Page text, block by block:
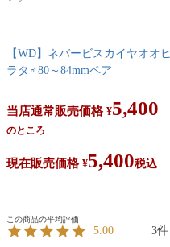
【WD】ネバービスカイヤオオヒ
ラタ♂80～84mmペア
当店通常販売価格 ¥5,400
のところ
現在販売価格 ¥5,400税込
5.00 3